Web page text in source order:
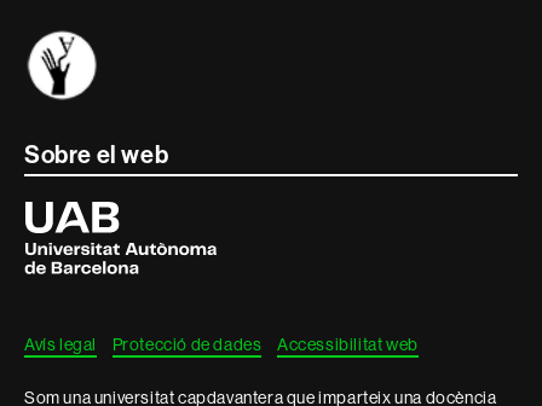
Sobre el web
Universitat
Autònoma
de
Barcelona
Avís legal Protecció de dades Accessibilitat web
Som una universitat capdavantera que imparteix una docència